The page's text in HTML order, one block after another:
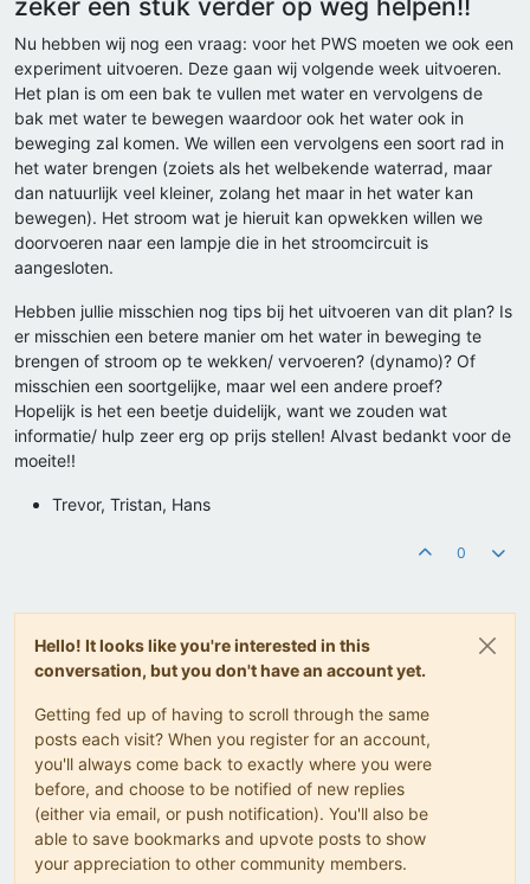
Nu hebben wij nog een vraag: voor het PWS moeten we ook een
experiment uitvoeren. Deze gaan wij volgende week uitvoeren.
Het plan is om een bak te vullen met water en vervolgens de
bak met water te bewegen waardoor ook het water ook in
beweging zal komen. We willen een vervolgens een soort rad in
het water brengen (zoiets als het welbekende waterrad, maar
dan natuurlijk veel kleiner, zolang het maar in het water kan
bewegen). Het stroom wat je hieruit kan opwekken willen we
doorvoeren naar een lampje die in het stroomcircuit is
aangesloten.
Hebben jullie misschien nog tips bij het uitvoeren van dit plan? Is
er misschien een betere manier om het water in beweging te
brengen of stroom op te wekken/ vervoeren? (dynamo)? Of
misschien een soortgelijke, maar wel een andere proef?
Hopelijk is het een beetje duidelijk, want we zouden wat
informatie/ hulp zeer erg op prijs stellen! Alvast bedankt voor de
moeite!!
Trevor, Tristan, Hans
0
Hello! It looks like you're interested in this
conversation, but you don't have an account yet.
Getting fed up of having to scroll through the same
posts each visit? When you register for an account,
you'll always come back to exactly where you were
before, and choose to be notified of new replies
(either via email, or push notification). You'll also be
able to save bookmarks and upvote posts to show
your appreciation to other community members.